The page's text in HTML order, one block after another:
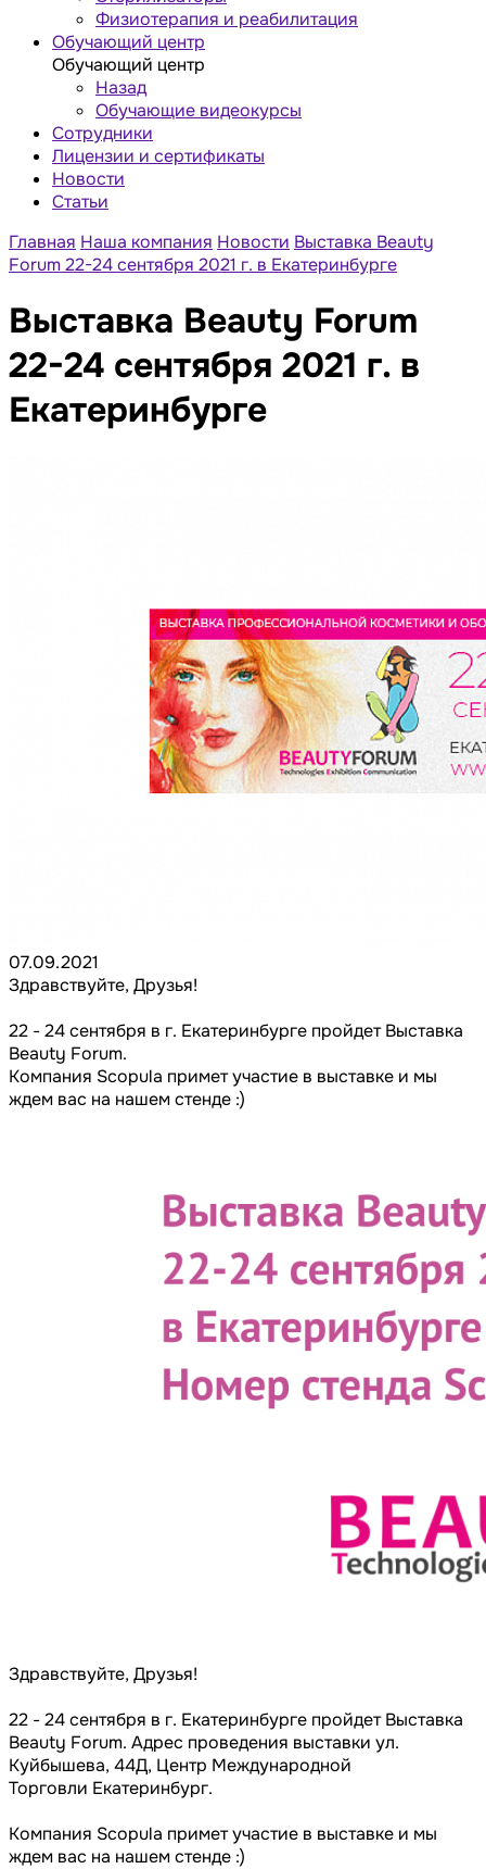
Физиотерапия и реабилитация
Обучающий центр
Обучающий центр
Назад
Обучающие видеокурсы
Сотрудники
Лицензии и сертификаты
Новости
Статьи
Главная Наша компания Новости Выставка Beauty
Forum 22-24 сентября 2021 г. в Екатеринбурге
Выставка Beauty Forum
22-24 сентября 2021 г. в
Екатеринбурге
07.09.2021
Здравствуйте, Друзья!
22 - 24 сентября в г. Екатеринбурге пройдет Выставка
Beauty Forum.
Компания Scopula примет участие в выставке и мы
ждем вас на нашем стенде :)
Здравствуйте, Друзья!
22 - 24 сентября в г. Екатеринбурге пройдет Выставка
Beauty Forum. Адрес проведения выставки ул.
Куйбышева, 44Д, Центр Международной
Торговли Екатеринбург.
Компания Scopula примет участие в выставке и мы
ждем вас на нашем стенде :)